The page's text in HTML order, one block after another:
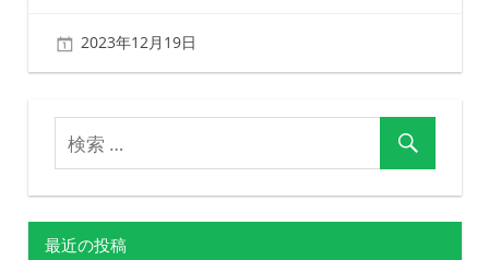
の
を
え
る
歯
2023年12月19日
最近の投稿